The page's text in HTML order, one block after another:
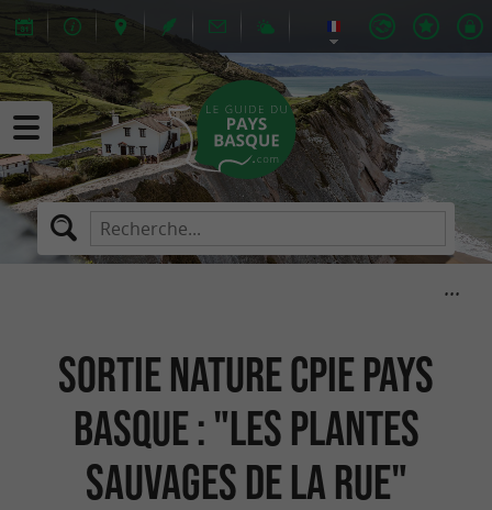
Sortie nature CPIE Pays
Basque : "Les plantes
sauvages de la rue"